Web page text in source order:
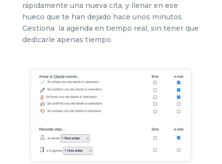
rápidamente una nueva cita, y llenar en ese
hueco que te han dejado hace unos minutos.
Gestiona la agenda en tiempo real, sin tener que
dedicarle apenas tiempo.